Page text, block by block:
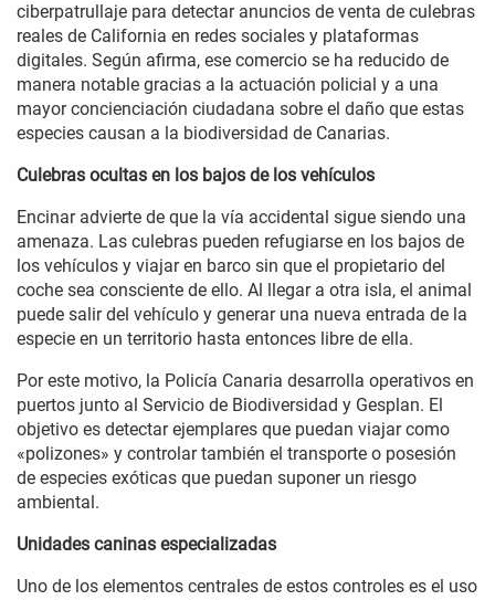
ciberpatrullaje para detectar anuncios de venta de culebras
reales de California en redes sociales y plataformas
digitales. Según afirma, ese comercio se ha reducido de
manera notable gracias a la actuación policial y a una
mayor concienciación ciudadana sobre el daño que estas
especies causan a la biodiversidad de Canarias.
Culebras ocultas en los bajos de los vehículos
Encinar advierte de que la vía accidental sigue siendo una
amenaza. Las culebras pueden refugiarse en los bajos de
los vehículos y viajar en barco sin que el propietario del
coche sea consciente de ello. Al llegar a otra isla, el animal
puede salir del vehículo y generar una nueva entrada de la
especie en un territorio hasta entonces libre de ella.
Por este motivo, la Policía Canaria desarrolla operativos en
puertos junto al Servicio de Biodiversidad y Gesplan. El
objetivo es detectar ejemplares que puedan viajar como
«polizones» y controlar también el transporte o posesión
de especies exóticas que puedan suponer un riesgo
ambiental.
Unidades caninas especializadas
Uno de los elementos centrales de estos controles es el uso